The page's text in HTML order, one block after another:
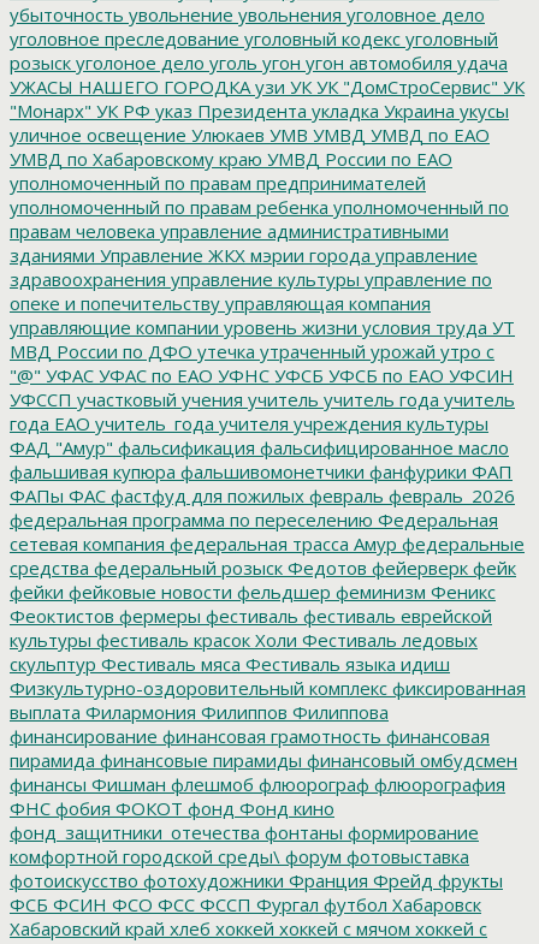
убыточность увольнение увольнения уголовное дело
уголовное преследование уголовный кодекс уголовный
розыск уголоное дело уголь угон угон автомобиля удача
УЖАСЫ НАШЕГО ГОРОДКА узи УК УК "ДомСтроСервис" УК
"Монарх" УК РФ указ Президента укладка Украина укусы
уличное освещение Улюкаев УМВ УМВД УМВД по ЕАО
УМВД по Хабаровскому краю УМВД России по ЕАО
уполномоченный по правам предпринимателей
уполномоченный по правам ребенка уполномоченный по
правам человека управление административными
зданиями Управление ЖКХ мэрии города управление
здравоохранения управление культуры управление по
опеке и попечительству управляющая компания
управляющие компании уровень жизни условия труда УТ
МВД России по ДФО утечка утраченный урожай утро с
"@" УФАС УФАС по ЕАО УФНС УФСБ УФСБ по ЕАО УФСИН
УФССП участковый учения учитель учитель года учитель
года ЕАО учитель_года учителя учреждения культуры
ФАД "Амур" фальсификация фальсифицированное масло
фальшивая купюра фальшивомонетчики фанфурики ФАП
ФАПы ФАС фастфуд для пожилых февраль февраль_2026
федеральная программа по переселению Федеральная
сетевая компания федеральная трасса Амур федеральные
средства федеральный розыск Федотов фейерверк фейк
фейки фейковые новости фельдшер феминизм Феникс
Феоктистов фермеры фестиваль фестиваль еврейской
культуры фестиваль красок Холи Фестиваль ледовых
скульптур Фестиваль мяса Фестиваль языка идиш
Физкультурно-оздоровительный комплекс фиксированная
выплата Филармония Филиппов Филиппова
финансирование финансовая грамотность финансовая
пирамида финансовые пирамиды финансовый омбудсмен
финансы Фишман флешмоб флюорограф флюорография
ФНС фобия ФОКОТ фонд Фонд кино
фонд_защитники_отечества фонтаны формирование
комфортной городской среды\ форум фотовыставка
фотоискусство фотохудожники Франция Фрейд фрукты
ФСБ ФСИН ФСО ФСС ФССП Фургал футбол Хабаровск
Хабаровский край хлеб хоккей хоккей с мячом хоккей с